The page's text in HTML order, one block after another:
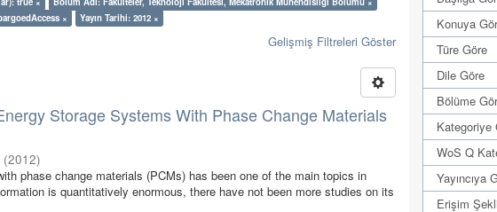
× Yayın Tarihi: 2012 ×
Gelişmiş Filtreleri Göster
Storage Systems With Phase Change Materials
(2012)
phase change materials (PCMs) has been one of the main topics in
is quantitatively enormous, there have not been more studies on its
Konuya
Türe Göre
Dile Göre
Bölüme
Kategoriye
WoS Q
Yayıncıya
Erişim Şekli